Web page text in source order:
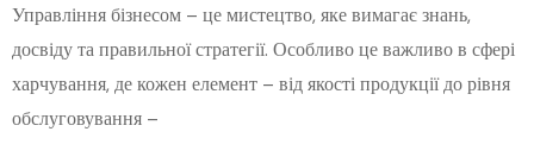
Управління бізнесом – це мистецтво, яке вимагає знань,
досвіду та правильної стратегії. Особливо це важливо в сфері
харчування, де кожен елемент – від якості продукції до рівня
обслуговування –